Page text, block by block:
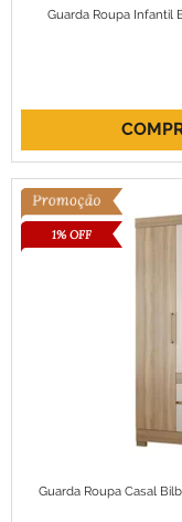
Guarda Roupa Infantil
1% OFF
Guarda Roupa Casal